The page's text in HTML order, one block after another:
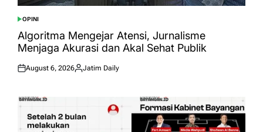
POSTED
IN
OPINI
Algoritma Mengejar Atensi, Jurnalisme
Menjaga Akurasi dan Akal Sehat Publik
Posted
August 6, 2026
Posted
Jatim Daily